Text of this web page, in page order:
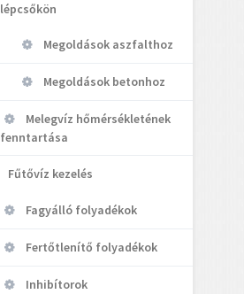
lépcsőkön
Megoldások aszfalthoz
Megoldások betonhoz
Melegvíz hőmérsékletének
fenntartása
Fűtővíz kezelés
Fagyálló folyadékok
Fertőtlenítő folyadékok
Inhibítorok